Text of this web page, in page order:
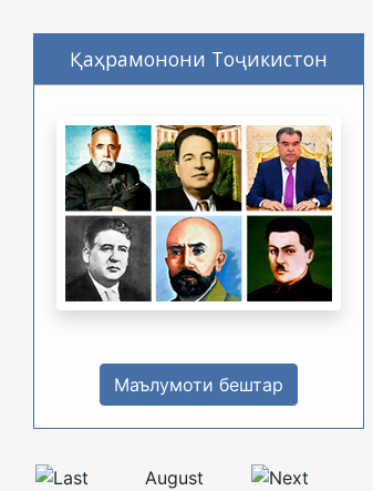
Қаҳрамонони Тоҷикистон
Маълумоти бештар
August